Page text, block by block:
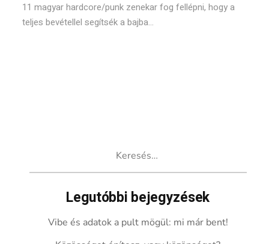
11 magyar hardcore/punk zenekar fog fellépni, hogy a
teljes bevétellel segítsék a bajba...
Legutóbbi bejegyzések
Vibe és adatok a pult mögül: mi már bent!